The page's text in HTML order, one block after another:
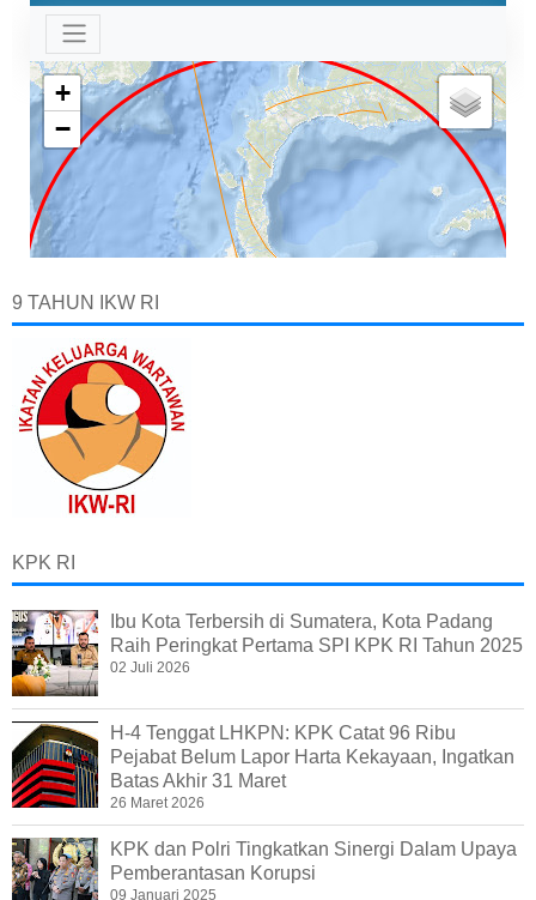
9 TAHUN IKW RI
KPK RI
Ibu Kota Terbersih di Sumatera, Kota Padang
Raih Peringkat Pertama SPI KPK RI Tahun 2025
02 Juli 2026
H-4 Tenggat LHKPN: KPK Catat 96 Ribu
Pejabat Belum Lapor Harta Kekayaan, Ingatkan
Batas Akhir 31 Maret
26 Maret 2026
KPK dan Polri Tingkatkan Sinergi Dalam Upaya
Pemberantasan Korupsi
09 Januari 2025